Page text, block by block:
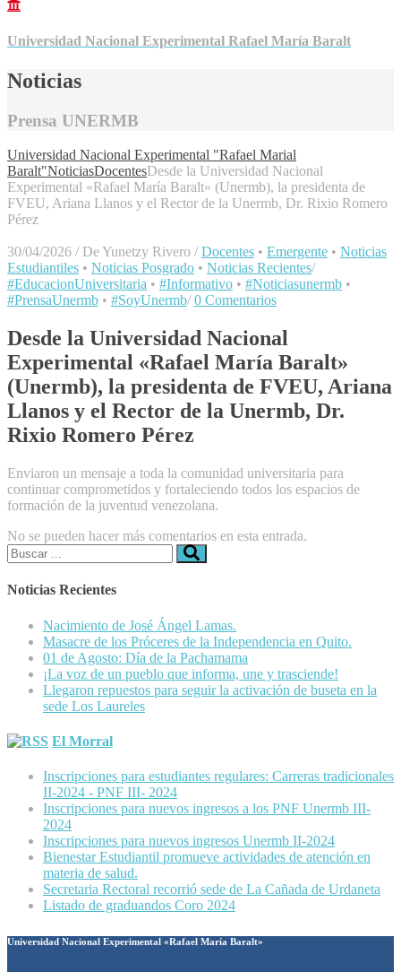
Universidad Nacional Experimental Rafael María Baralt
Noticias
Prensa UNERMB
Universidad Nacional Experimental "Rafael Marial
Baralt"NoticiasDocentesDesde la Universidad Nacional
Experimental «Rafael María Baralt» (Unermb), la presidenta de
FVEU, Ariana Llanos y el Rector de la Unermb, Dr. Rixio Romero
Pérez
30/04/2026 / De Yunetzy Rivero / Docentes • Emergente • Noticias
Estudiantiles • Noticias Posgrado • Noticias Recientes/
#EducacionUniversitaria • #Informativo • #Noticiasunermb •
#PrensaUnermb • #SoyUnermb/ 0 Comentarios
Desde la Universidad Nacional
Experimental «Rafael María Baralt»
(Unermb), la presidenta de FVEU, Ariana
Llanos y el Rector de la Unermb, Dr.
Rixio Romero Pérez
Enviaron un mensaje a toda la comunidad universitaria para
continuar comprometidos y fortaleciendo todos los espacios de
formación de la juventud venezolana.
No se pueden hacer más comentarios en esta entrada.
Buscar:
Noticias Recientes
Nacimiento de José Ángel Lamas.
Masacre de los Próceres de la Independencia en Quito.
01 de Agosto: Día de la Pachamama
¡La voz de un pueblo que informa, une y trasciende!
Llegaron repuestos para seguir la activación de buseta en la
sede Los Laureles
El Morral
Inscripciones para estudiantes regulares: Carreras tradicionales
II-2024 - PNF III- 2024
Inscripciones para nuevos ingresos a los PNF Unermb III-
2024
Inscripciones para nuevos ingresos Unermb II-2024
Bienestar Estudiantil promueve actividades de atención en
materia de salud.
Secretaria Rectoral recorrió sede de La Cañada de Urdaneta
Listado de graduandos Coro 2024
Universidad Nacional Experimental «Rafael María Baralt»